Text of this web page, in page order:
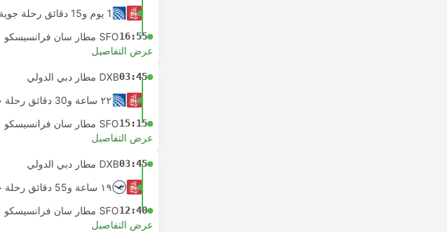
1 يوم و‫15 دقائق رحلة جوية+رحلة جوية.
16:55SFO مطار سان فرانسيسكو
عرض التفاصيل
03:45DXB مطار دبي الدولي
٢٢ ساعة و‫30 دقائق رحلة جوية+رحلة جوية.
15:15SFO مطار سان فرانسيسكو
عرض التفاصيل
03:45DXB مطار دبي الدولي
١٩ ساعة و‫55 دقائق رحلة جوية+رحلة جوية.
12:40SFO مطار سان فرانسيسكو
عرض التفاصيل